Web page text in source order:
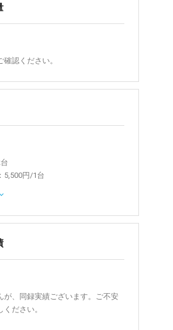
認ください。
5,500円/1台
が、同録実績ございます。ご不安
ださい。